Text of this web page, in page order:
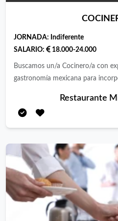
JORNADA: Indiferente
SALARIO:
18.000-24.000
Buscamos un/a Cocinero/a con
gastronomía mexicana para
calidad de los platos del menú del
Restaurante